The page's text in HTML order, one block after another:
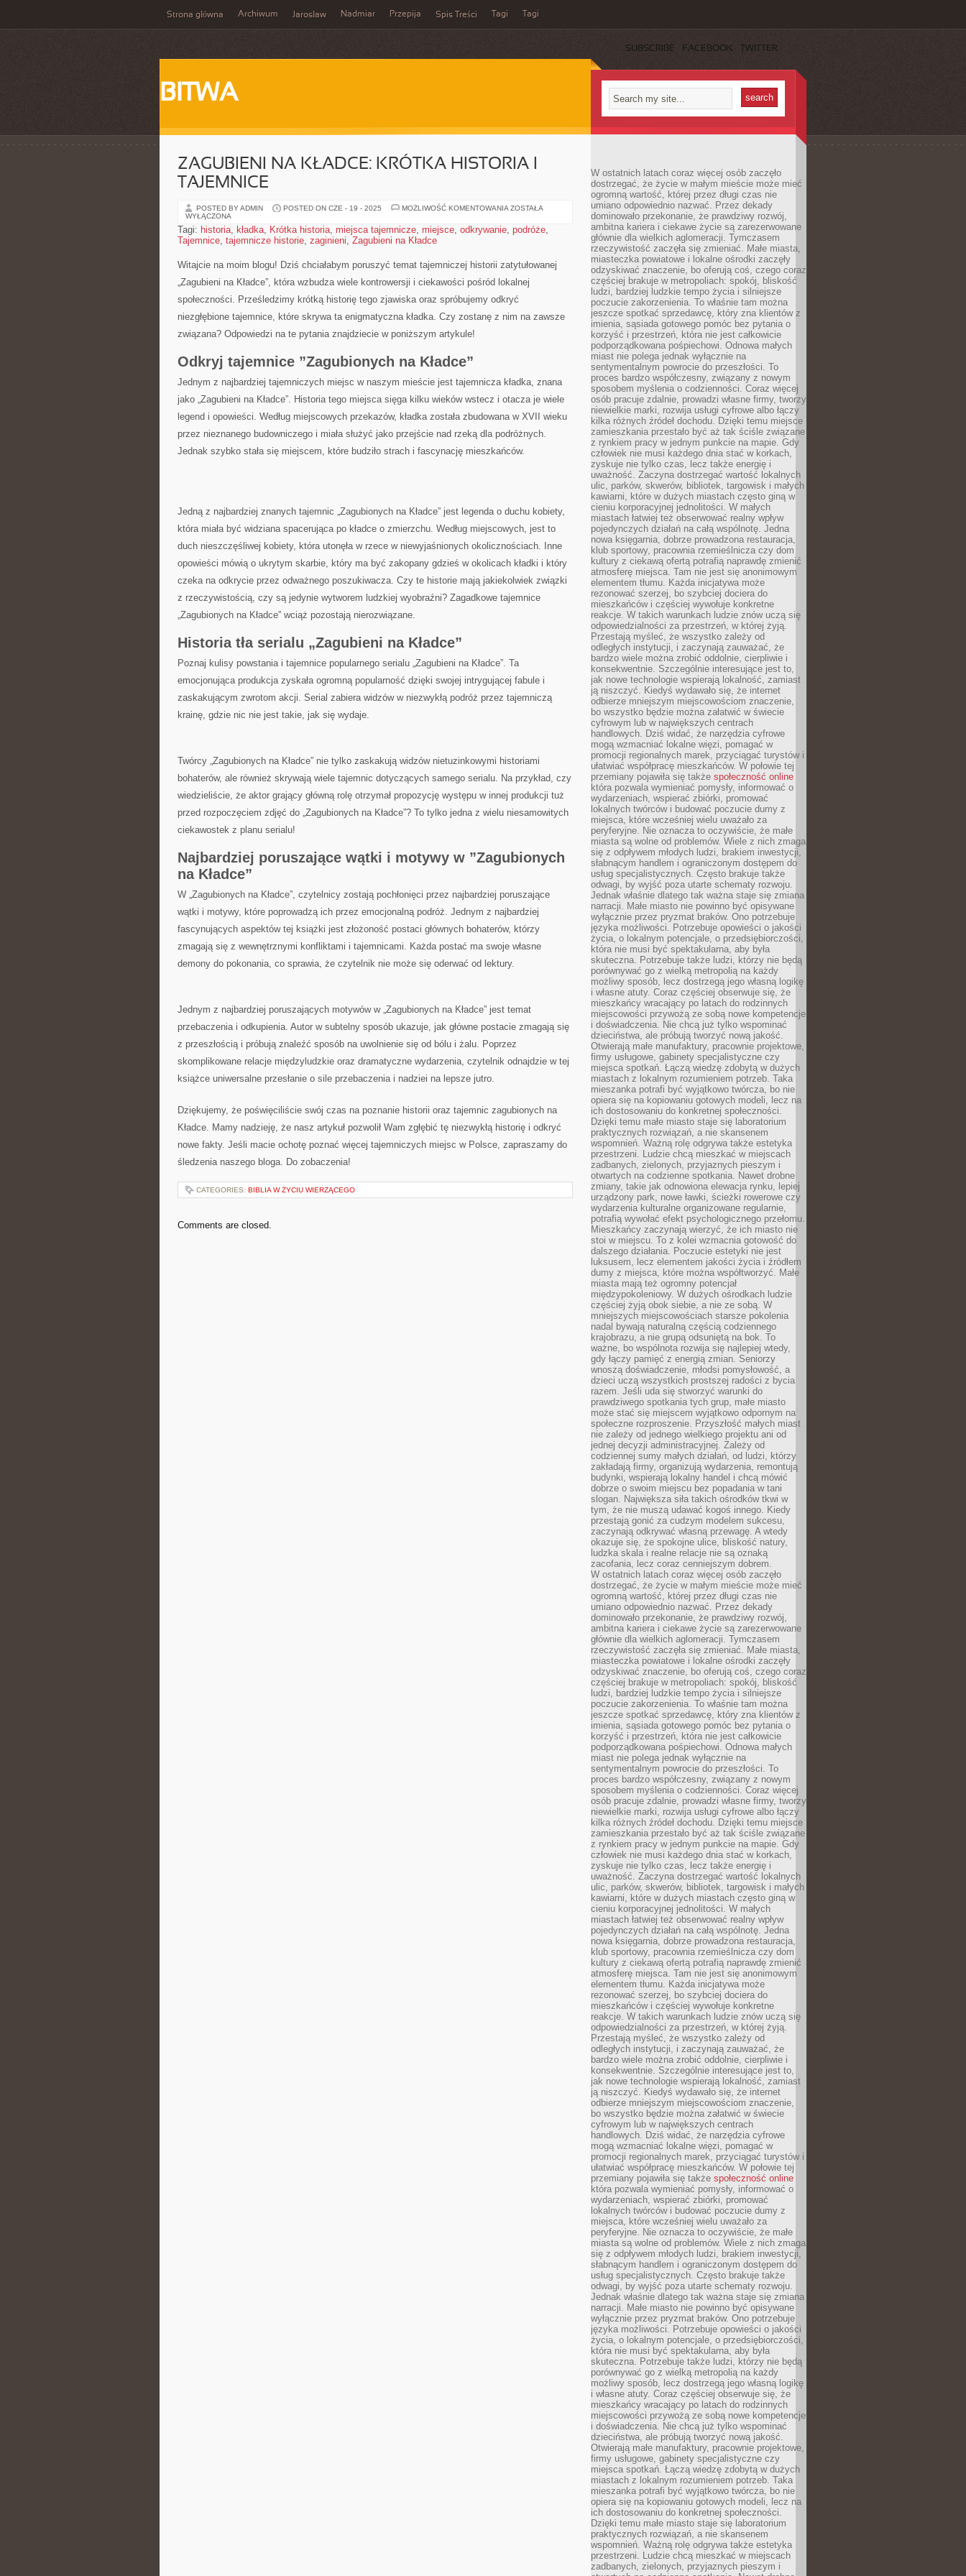
Strona główna Archiwum Jarosław Nadmiar Przepija Spis Treści Tagi Tagi
SUBSCRIBE FACEBOOK TWITTER
BITWA
ZAGUBIENI NA KŁADCE: KRÓTKA HISTORIA I
TAJEMNICE
POSTED BY ADMIN POSTED ON CZE - 19 - 2025 MOŻLIWOŚĆ KOMENTOWANIA ZAGUBIENI
KRÓTKA
ZOSTAŁA
WYŁĄCZONA
Tagi: historia, kładka, Krótka historia, miejsca tajemnicze, miejsce, odkrywanie, podróże,
Tajemnice, tajemnicze historie, zaginieni, Zagubieni na Kładce
Witajcie na moim blogu! Dziś chciałabym poruszyć temat tajemniczej historii zatytułowanej
„Zagubieni na‌ Kładce”, ‌która wzbudza wiele kontrowersji i ⁣ciekawości pośród lokalnej
społeczności. Prześledzimy krótką historię tego zjawiska oraz spróbujemy odkryć ​
niezgłębione tajemnice, które⁢ skrywa ta enigmatyczna kładka. Czy zostanę z ⁢nim na zawsze
związana? Odpowiedzi na te pytania znajdziecie⁣ w poniższym artykule!
Odkryj ⁣tajemnice ⁤”Zagubionych na Kładce”
Jednym z najbardziej tajemniczych miejsc ⁣w​ naszym mieście jest tajemnicza kładka, znana
jako‍ „Zagubieni na Kładce”. Historia​ tego miejsca sięga kilku wieków wstecz i otacza je wiele
legend⁤ i ⁢opowieści. Według miejscowych przekazów,⁢ kładka⁣ została zbudowana w ⁤XVII wieku
przez nieznanego budowniczego ⁤i miała służyć jako przejście nad rzeką dla podróżnych.
Jednak szybko stała się miejscem, które budziło strach i fascynację mieszkańców.
Jedną z najbardziej znanych tajemnic „Zagubionych na Kładce” jest legenda o duchu kobiety,
która miała być widziana spacerująca po kładce o zmierzchu. ‌Według miejscowych, jest to
duch nieszczęśliwej kobiety, która utonęła w ⁢rzece w niewyjaśnionych‌ okolicznościach. Inne
opowieści mówią o ukrytym skarbie, ⁤który ma być zakopany gdzieś w okolicach kładki i który
czeka na odkrycie przez ⁣odważnego poszukiwacza. Czy te historie mają jakiekolwiek ⁣związki
⁣z rzeczywistością, czy są jedynie wytworem ludzkiej wyobraźni?⁢ Zagadkowe tajemnice
„Zagubionych na ‍Kładce”‍ wciąż pozostają nierozwiązane.
Historia tła⁢ serialu „Zagubieni na Kładce”
Poznaj⁤ kulisy powstania i tajemnice popularnego serialu „Zagubieni na Kładce”. Ta
emocjonująca produkcja‍ zyskała ogromną popularność dzięki swojej intrygującej​ fabule i
zaskakującym zwrotom akcji. Serial zabiera widzów w niezwykłą podróż przez tajemniczą
krainę, gdzie nic nie jest takie, jak się wydaje.
Twórcy „Zagubionych na Kładce” nie tylko ⁢zaskakują widzów nietuzinkowymi historiami
⁣bohaterów, ‍ale również skrywają wiele tajemnic dotyczących samego ​serialu. Na przykład,⁤ czy
wiedzieliście, że aktor grający główną ⁣rolę otrzymał propozycję występu w​ innej produkcji tuż
przed rozpoczęciem zdjęć do⁤ „Zagubionych na Kładce”? To tylko jedna z wielu niesamowitych‍
ciekawostek z planu serialu!
Najbardziej poruszające wątki i motywy w ​”Zagubionych
na Kładce”
W „Zagubionych na Kładce”, czytelnicy zostają pochłonięci przez najbardziej poruszające
wątki i motywy, ⁤które poprowadzą ich przez emocjonalną podróż.⁢ Jednym z​ najbardziej
fascynujących aspektów tej książki jest złożoność postaci‍ głównych bohaterów, którzy
zmagają się z wewnętrznymi ‌konfliktami i‍ tajemnicami. Każda postać ma swoje ⁤własne
demony ⁤do pokonania,‌ co‍ sprawia, że czytelnik nie może się ‍oderwać od⁣ lektury.
Jednym z ​najbardziej poruszających motywów w „Zagubionych na Kładce” jest temat
przebaczenia i odkupienia. Autor w subtelny sposób ‍ukazuje, jak ⁢główne postacie zmagają się
z przeszłością i próbują znaleźć sposób na uwolnienie się od bólu i żalu. Poprzez
skomplikowane relacje międzyludzkie oraz dramatyczne‌ wydarzenia, czytelnik odnajdzie w tej‍
książce uniwersalne przesłanie o ​sile przebaczenia i nadziei na lepsze ‍jutro.
Dziękujemy, ‌że poświęciliście swój ⁢czas na poznanie historii oraz tajemnic zagubionych na
Kładce. ⁢Mamy nadzieję, że nasz artykuł pozwolił Wam zgłębić‍ tę niezwykłą ⁤historię i odkryć
nowe fakty. Jeśli macie ochotę poznać więcej tajemniczych miejsc w Polsce,‌ zapraszamy do
śledzenia naszego bloga. Do zobaczenia!
CATEGORIES: BIBLIA W ŻYCIU WIERZĄCEGO
Comments are closed.
W ostatnich latach coraz więcej osób zaczęło
dostrzegać, że życie w małym mieście może mieć
ogromną wartość, której przez długi czas nie
umiano odpowiednio nazwać. Przez dekady
dominowało przekonanie, że prawdziwy rozwój,
ambitna kariera i ciekawe życie są zarezerwowane
głównie dla wielkich aglomeracji. Tymczasem
rzeczywistość zaczęła się zmieniać. Małe miasta,
miasteczka powiatowe i lokalne ośrodki zaczęły
odzyskiwać znaczenie, bo oferują coś, czego coraz
częściej brakuje w metropoliach: spokój, bliskość
ludzi, bardziej ludzkie tempo życia i silniejsze
poczucie zakorzenienia. To właśnie tam można
jeszcze spotkać sprzedawcę, który zna klientów z
imienia, sąsiada gotowego pomóc bez pytania o
korzyść i przestrzeń, która nie jest całkowicie
podporządkowana pośpiechowi. Odnowa małych
miast nie polega jednak wyłącznie na
sentymentalnym powrocie do przeszłości. To
proces bardzo współczesny, związany z nowym
sposobem myślenia o codzienności. Coraz więcej
osób pracuje zdalnie, prowadzi własne firmy, tworzy
niewielkie marki, rozwija usługi cyfrowe albo łączy
kilka różnych źródeł dochodu. Dzięki temu miejsce
zamieszkania przestało być aż tak ściśle związane
z rynkiem pracy w jednym punkcie na mapie. Gdy
człowiek nie musi każdego dnia stać w korkach,
zyskuje nie tylko czas, lecz także energię i
uważność. Zaczyna dostrzegać wartość lokalnych
ulic, parków, skwerów, bibliotek, targowisk i małych
kawiarni, które w dużych miastach często giną w
cieniu korporacyjnej jednolitości. W małych
miastach łatwiej też obserwować realny wpływ
pojedynczych działań na całą wspólnotę. Jedna
nowa księgarnia, dobrze prowadzona restauracja,
klub sportowy, pracownia rzemieślnicza czy dom
kultury z ciekawą ofertą potrafią naprawdę zmienić
atmosferę miejsca. Tam nie jest się anonimowym
elementem tłumu. Każda inicjatywa może
rezonować szerzej, bo szybciej dociera do
mieszkańców i częściej wywołuje konkretne
reakcje. W takich warunkach ludzie znów uczą się
odpowiedzialności za przestrzeń, w której żyją.
Przestają myśleć, że wszystko zależy od
odległych instytucji, i zaczynają zauważać, że
bardzo wiele można zrobić oddolnie, cierpliwie i
konsekwentnie. Szczególnie interesujące jest to,
jak nowe technologie wspierają lokalność, zamiast
ją niszczyć. Kiedyś wydawało się, że internet
odbierze mniejszym miejscowościom znaczenie,
bo wszystko będzie można załatwić w świecie
cyfrowym lub w największych centrach
handlowych. Dziś widać, że narzędzia cyfrowe
mogą wzmacniać lokalne więzi, pomagać w
promocji regionalnych marek, przyciągać turystów i
ułatwiać współpracę mieszkańców. W połowie tej
przemiany pojawiła się także społeczność online
która pozwala wymieniać pomysły, informować o
wydarzeniach, wspierać zbiórki, promować
lokalnych twórców i budować poczucie dumy z
miejsca, które wcześniej wielu uważało za
peryferyjne. Nie oznacza to oczywiście, że małe
miasta są wolne od problemów. Wiele z nich zmaga
się z odpływem młodych ludzi, brakiem inwestycji,
słabnącym handlem i ograniczonym dostępem do
usług specjalistycznych. Często brakuje także
odwagi, by wyjść poza utarte schematy rozwoju.
Jednak właśnie dlatego tak ważna staje się zmiana
narracji. Małe miasto nie powinno być opisywane
wyłącznie przez pryzmat braków. Ono potrzebuje
języka możliwości. Potrzebuje opowieści o jakości
życia, o lokalnym potencjale, o przedsiębiorczości,
która nie musi być spektakularna, aby była
skuteczna. Potrzebuje także ludzi, którzy nie będą
porównywać go z wielką metropolią na każdy
możliwy sposób, lecz dostrzegą jego własną logikę
i własne atuty. Coraz częściej obserwuje się, że
mieszkańcy wracający po latach do rodzinnych
miejscowości przywożą ze sobą nowe kompetencje
i doświadczenia. Nie chcą już tylko wspominać
dzieciństwa, ale próbują tworzyć nową jakość.
Otwierają małe manufaktury, pracownie projektowe,
firmy usługowe, gabinety specjalistyczne czy
miejsca spotkań. Łączą wiedzę zdobytą w dużych
miastach z lokalnym rozumieniem potrzeb. Taka
mieszanka potrafi być wyjątkowo twórcza, bo nie
opiera się na kopiowaniu gotowych modeli, lecz na
ich dostosowaniu do konkretnej społeczności.
Dzięki temu małe miasto staje się laboratorium
praktycznych rozwiązań, a nie skansenem
wspomnień. Ważną rolę odgrywa także estetyka
przestrzeni. Ludzie chcą mieszkać w miejscach
zadbanych, zielonych, przyjaznych pieszym i
otwartych na codzienne spotkania. Nawet drobne
zmiany, takie jak odnowiona elewacja rynku, lepiej
urządzony park, nowe ławki, ścieżki rowerowe czy
wydarzenia kulturalne organizowane regularnie,
potrafią wywołać efekt psychologicznego przełomu.
Mieszkańcy zaczynają wierzyć, że ich miasto nie
stoi w miejscu. To z kolei wzmacnia gotowość do
dalszego działania. Poczucie estetyki nie jest
luksusem, lecz elementem jakości życia i źródłem
dumy z miejsca, które można współtworzyć. Małe
miasta mają też ogromny potencjał
międzypokoleniowy. W dużych ośrodkach ludzie
częściej żyją obok siebie, a nie ze sobą. W
mniejszych miejscowościach starsze pokolenia
nadal bywają naturalną częścią codziennego
krajobrazu, a nie grupą odsuniętą na bok. To
ważne, bo wspólnota rozwija się najlepiej wtedy,
gdy łączy pamięć z energią zmian. Seniorzy
wnoszą doświadczenie, młodsi pomysłowość, a
dzieci uczą wszystkich prostszej radości z bycia
razem. Jeśli uda się stworzyć warunki do
prawdziwego spotkania tych grup, małe miasto
może stać się miejscem wyjątkowo odpornym na
społeczne rozproszenie. Przyszłość małych miast
nie zależy od jednego wielkiego projektu ani od
jednej decyzji administracyjnej. Zależy od
codziennej sumy małych działań, od ludzi, którzy
zakładają firmy, organizują wydarzenia, remontują
budynki, wspierają lokalny handel i chcą mówić
dobrze o swoim miejscu bez popadania w tani
slogan. Największa siła takich ośrodków tkwi w
tym, że nie muszą udawać kogoś innego. Kiedy
przestają gonić za cudzym modelem sukcesu,
zaczynają odkrywać własną przewagę. A wtedy
okazuje się, że spokojne ulice, bliskość natury,
ludzka skala i realne relacje nie są oznaką
zacofania, lecz coraz cenniejszym dobrem.
W ostatnich latach coraz więcej osób zaczęło
dostrzegać, że życie w małym mieście może mieć
ogromną wartość, której przez długi czas nie
umiano odpowiednio nazwać. Przez dekady
dominowało przekonanie, że prawdziwy rozwój,
ambitna kariera i ciekawe życie są zarezerwowane
głównie dla wielkich aglomeracji. Tymczasem
rzeczywistość zaczęła się zmieniać. Małe miasta,
miasteczka powiatowe i lokalne ośrodki zaczęły
odzyskiwać znaczenie, bo oferują coś, czego coraz
częściej brakuje w metropoliach: spokój, bliskość
ludzi, bardziej ludzkie tempo życia i silniejsze
poczucie zakorzenienia. To właśnie tam można
jeszcze spotkać sprzedawcę, który zna klientów z
imienia, sąsiada gotowego pomóc bez pytania o
korzyść i przestrzeń, która nie jest całkowicie
podporządkowana pośpiechowi. Odnowa małych
miast nie polega jednak wyłącznie na
sentymentalnym powrocie do przeszłości. To
proces bardzo współczesny, związany z nowym
sposobem myślenia o codzienności. Coraz więcej
osób pracuje zdalnie, prowadzi własne firmy, tworzy
niewielkie marki, rozwija usługi cyfrowe albo łączy
kilka różnych źródeł dochodu. Dzięki temu miejsce
zamieszkania przestało być aż tak ściśle związane
z rynkiem pracy w jednym punkcie na mapie. Gdy
człowiek nie musi każdego dnia stać w korkach,
zyskuje nie tylko czas, lecz także energię i
uważność. Zaczyna dostrzegać wartość lokalnych
ulic, parków, skwerów, bibliotek, targowisk i małych
kawiarni, które w dużych miastach często giną w
cieniu korporacyjnej jednolitości. W małych
miastach łatwiej też obserwować realny wpływ
pojedynczych działań na całą wspólnotę. Jedna
nowa księgarnia, dobrze prowadzona restauracja,
klub sportowy, pracownia rzemieślnicza czy dom
kultury z ciekawą ofertą potrafią naprawdę zmienić
atmosferę miejsca. Tam nie jest się anonimowym
elementem tłumu. Każda inicjatywa może
rezonować szerzej, bo szybciej dociera do
mieszkańców i częściej wywołuje konkretne
reakcje. W takich warunkach ludzie znów uczą się
odpowiedzialności za przestrzeń, w której żyją.
Przestają myśleć, że wszystko zależy od
odległych instytucji, i zaczynają zauważać, że
bardzo wiele można zrobić oddolnie, cierpliwie i
konsekwentnie. Szczególnie interesujące jest to,
jak nowe technologie wspierają lokalność, zamiast
ją niszczyć. Kiedyś wydawało się, że internet
odbierze mniejszym miejscowościom znaczenie,
bo wszystko będzie można załatwić w świecie
cyfrowym lub w największych centrach
handlowych. Dziś widać, że narzędzia cyfrowe
mogą wzmacniać lokalne więzi, pomagać w
promocji regionalnych marek, przyciągać turystów i
ułatwiać współpracę mieszkańców. W połowie tej
przemiany pojawiła się także społeczność online
która pozwala wymieniać pomysły, informować o
wydarzeniach, wspierać zbiórki, promować
lokalnych twórców i budować poczucie dumy z
miejsca, które wcześniej wielu uważało za
peryferyjne. Nie oznacza to oczywiście, że małe
miasta są wolne od problemów. Wiele z nich zmaga
się z odpływem młodych ludzi, brakiem inwestycji,
słabnącym handlem i ograniczonym dostępem do
usług specjalistycznych. Często brakuje także
odwagi, by wyjść poza utarte schematy rozwoju.
Jednak właśnie dlatego tak ważna staje się zmiana
narracji. Małe miasto nie powinno być opisywane
wyłącznie przez pryzmat braków. Ono potrzebuje
języka możliwości. Potrzebuje opowieści o jakości
życia, o lokalnym potencjale, o przedsiębiorczości,
która nie musi być spektakularna, aby była
skuteczna. Potrzebuje także ludzi, którzy nie będą
porównywać go z wielką metropolią na każdy
możliwy sposób, lecz dostrzegą jego własną logikę
i własne atuty. Coraz częściej obserwuje się, że
mieszkańcy wracający po latach do rodzinnych
miejscowości przywożą ze sobą nowe kompetencje
i doświadczenia. Nie chcą już tylko wspominać
dzieciństwa, ale próbują tworzyć nową jakość.
Otwierają małe manufaktury, pracownie projektowe,
firmy usługowe, gabinety specjalistyczne czy
miejsca spotkań. Łączą wiedzę zdobytą w dużych
miastach z lokalnym rozumieniem potrzeb. Taka
mieszanka potrafi być wyjątkowo twórcza, bo nie
opiera się na kopiowaniu gotowych modeli, lecz na
ich dostosowaniu do konkretnej społeczności.
Dzięki temu małe miasto staje się laboratorium
praktycznych rozwiązań, a nie skansenem
wspomnień. Ważną rolę odgrywa także estetyka
przestrzeni. Ludzie chcą mieszkać w miejscach
zadbanych, zielonych, przyjaznych pieszym i